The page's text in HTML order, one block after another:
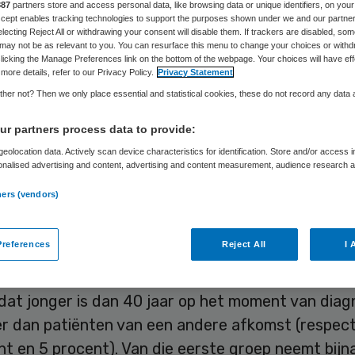
Skipr Redactie 5 februari 2016,11:02 29 keer gelezen
deel aan erfelijkheidsonderzoek dan andere
Dit constateert klinisch geneticus
blijken een sta in de weg.
jonger is dan 40 jaar op het moment van
dan patiënten van een andere afkomst
en 5 procent). Van die eerste groep neemt
partners store and access personal data, like browsing data or unique identifiers, on your
enables tracking technologies to support the purposes shown under we and our
Reject All or withdrawing your consent will disable them. If trackers are disabled,
not be as relevant to you. You can resurface this menu to change your choices or
the Manage Preferences link on the bottom of the webpage. Your choices will have
details, refer to our Privacy Policy. Privacy Statement
not? Then we only place essential and statistical cookies, these do not record any data
partners process data to provide:
data. Actively scan device characteristics for identification. Store and/or access
advertising and content, advertising and content measurement, audience research
(vendors)
Reject All I